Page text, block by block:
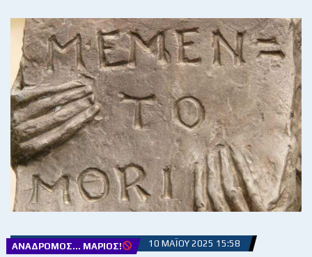
ΑΝΆΔΡΟΜΟΣ... ΜΆΡΙΟΣ! 10 ΜΑΪ́ΟΥ 2025 15:58